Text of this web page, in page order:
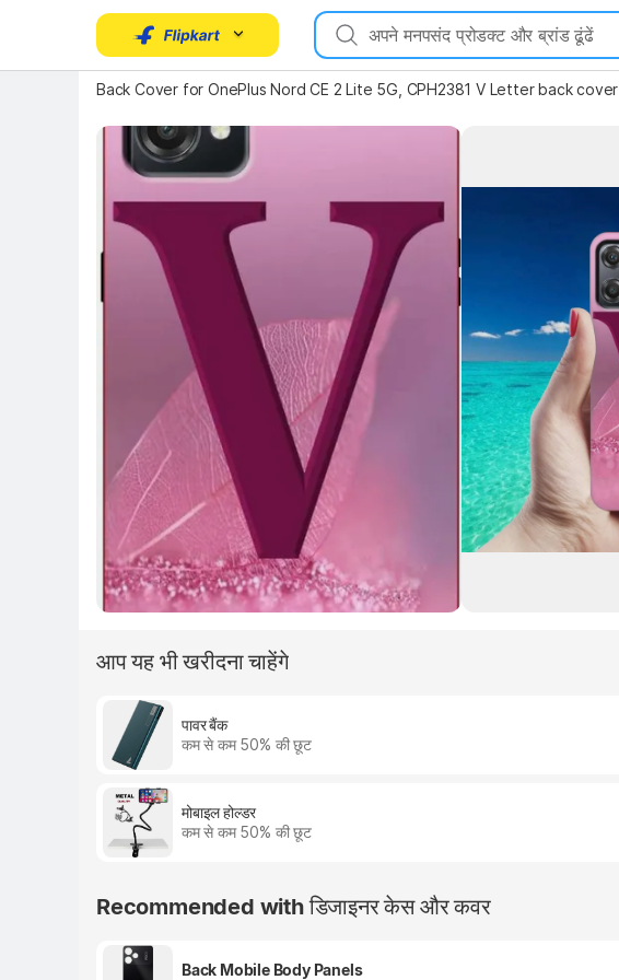
Back Cover for OnePlus Nord CE 2 Lite 5G, CPH2381 V Letter back cover
आप यह भी खरीदना चाहेंगे
पावर बैंक
कम से कम 50% की छूट
मोबाइल होल्डर
कम से कम 50% की छूट
Recommended with डिजाइनर केस और कवर
Back Mobile Body Panels